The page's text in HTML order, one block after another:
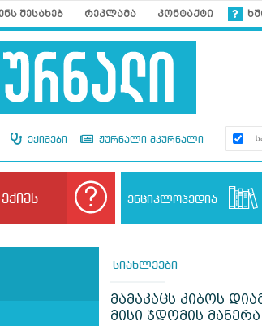
შესახებ რეკლამა კონტაქტი
ექიმები ჟურნალი მკურნალი
ენციკლოპედია
სიახლეები
მამაკაცს კიბოს
მისი ჯდომის